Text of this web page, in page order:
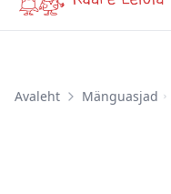
Avaleht Mänguasjad